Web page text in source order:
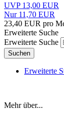
UVP 13,00 EUR
Nur 11,70 EUR
23,40 EUR pro
Erweiterte Suche
Erweiterte Suche
Suchen
Erweiterte
Mehr über...